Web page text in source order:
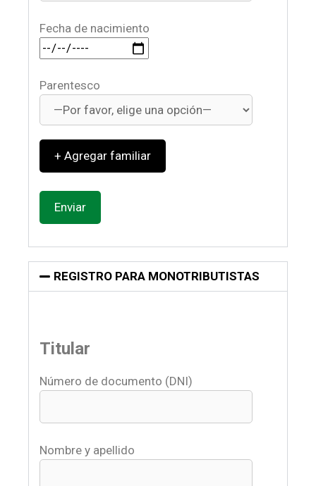
Fecha de nacimiento
Parentesco
+
REGISTRO PARA MONOTRIBUTISTAS
Titular
Número de documento (DNI)
Nombre y apellido